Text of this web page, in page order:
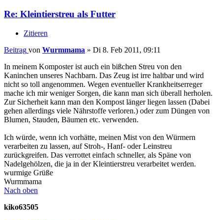
Re: Kleintierstreu als Futter
Zitieren
Beitrag von Wurmmama » Di 8. Feb 2011, 09:11
In meinem Komposter ist auch ein bißchen Streu von den
Kaninchen unseres Nachbarn. Das Zeug ist irre haltbar und wird
nicht so toll angenommen. Wegen eventueller Krankheitserreger
mache ich mir weniger Sorgen, die kann man sich überall herholen.
Zur Sicherheit kann man den Kompost länger liegen lassen (Dabei
gehen allerdings viele Nährstoffe verloren.) oder zum Düngen von
Blumen, Stauden, Bäumen etc. verwenden.
Ich würde, wenn ich vorhätte, meinen Mist von den Würmern
verarbeiten zu lassen, auf Stroh-, Hanf- oder Leinstreu
zurückgreifen. Das verrottet einfach schneller, als Späne von
Nadelgehölzen, die ja in der Kleintierstreu verarbeitet werden.
wurmige Grüße
Wurmmama
Nach oben
kiko63505